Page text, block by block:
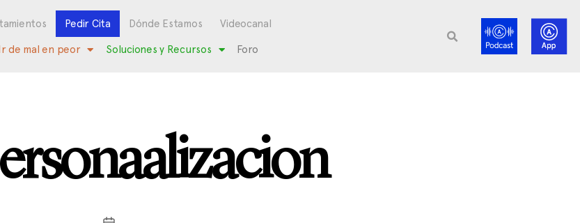
Pedir Cita Dónde Estamos Videocanal
de mal en peor Soluciones y Recursos Foro